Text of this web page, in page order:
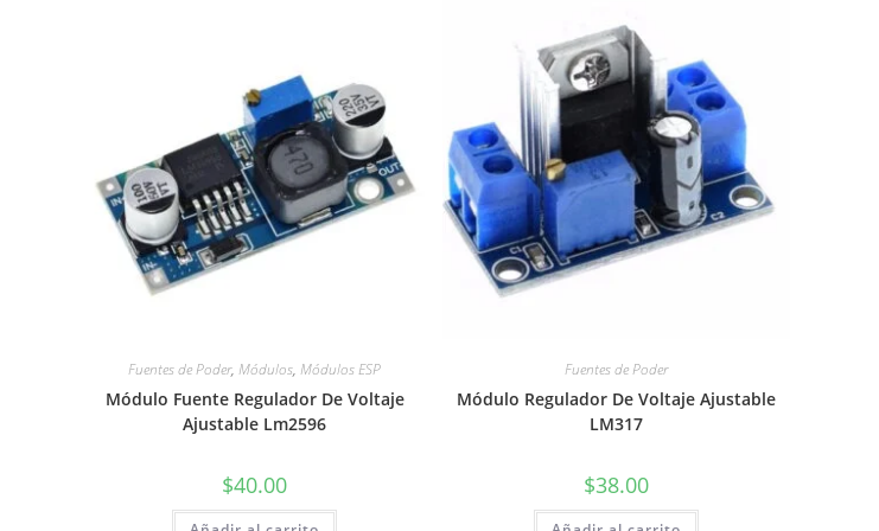
Fuentes de Poder, Módulos, Módulos ESP
Módulo Fuente Regulador De Voltaje
Ajustable Lm2596
$40.00
Fuentes de Poder
Módulo Regulador De Voltaje Ajustable
LM317
$38.00